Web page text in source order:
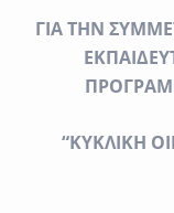
ΓΙΑ ΤΗΝ
“ΚΥΚΛΙΚΗ